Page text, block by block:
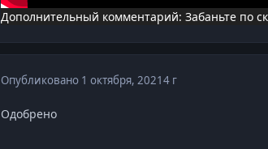
Дополнительный комментарий: Забаньте по
Опубликовано 1 октября, 20214 г
Одобрено